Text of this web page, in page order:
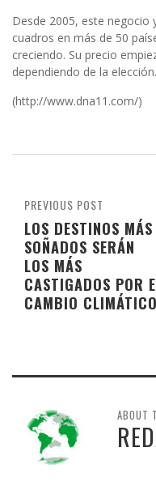
Desde 2005, este negocio
cuadros en más de 50
creciendo. Su precio
dependiendo de la elección.
(http://www.dna11.com/)
PREVIOUS POST
LOS DESTINOS MÁS
SOÑADOS SERÁN
LOS MÁS
CASTIGADOS POR
CAMBIO CLIMÁTICO
ABOUT